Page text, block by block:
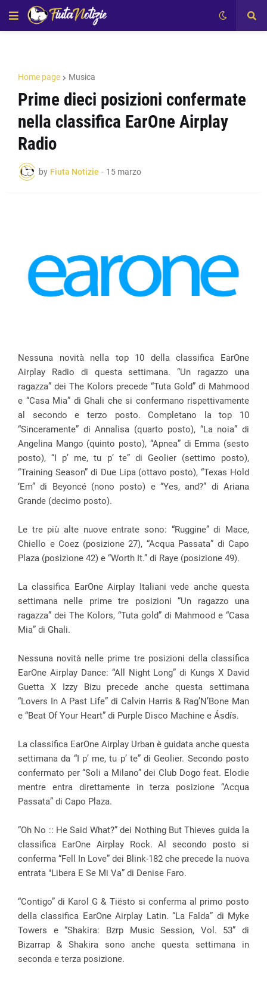
Home page Musica
Prime dieci posizioni confermate
nella classifica EarOne Airplay
Radio
by Fiuta Notizie - 15 marzo
Nessuna novità nella top 10 della classifica EarOne
Airplay Radio di questa settimana. “Un ragazzo una
ragazza” dei The Kolors precede “Tuta Gold” di Mahmood
e “Casa Mia” di Ghali che si confermano rispettivamente
al secondo e terzo posto. Completano la top 10
“Sinceramente” di Annalisa (quarto posto), “La noia” di
Angelina Mango (quinto posto), “Apnea” di Emma (sesto
posto), “I p’ me, tu p’ te” di Geolier (settimo posto),
“Training Season” di Due Lipa (ottavo posto), “Texas Hold
‘Em” di Beyoncé (nono posto) e “Yes, and?” di Ariana
Grande (decimo posto).
Le tre più alte nuove entrate sono: “Ruggine” di Mace,
Chiello e Coez (posizione 27), “Acqua Passata” di Capo
Plaza (posizione 42) e “Worth It.” di Raye (posizione 49).
La classifica EarOne Airplay Italiani vede anche questa
settimana nelle prime tre posizioni“Un ragazzo una
ragazza” dei The Kolors, “Tuta gold” di Mahmood e “Casa
Mia” di Ghali.
Nessuna novità nelle prime tre posizioni della classifica
EarOne Airplay Dance: “All Night Long” di Kungs X David
Guetta X Izzy Bizu precede anche questa settimana
“Lovers In A Past Life” di Calvin Harris & Rag’N’Bone Man
e “Beat Of Your Heart” di Purple Disco Machine e Ásdís.
La classifica EarOne Airplay Urban è guidata anche questa
settimana da “I p’ me, tu p’ te” di Geolier. Secondo posto
confermato per “Soli a Milano” dei Club Dogo feat. Elodie
mentre entra direttamente in terza posizione “Acqua
Passata” di Capo Plaza.
“Oh No :: He Said What?” dei Nothing But Thieves guida la
classifica EarOne Airplay Rock.Al secondo posto si
conferma “Fell In Love” dei Blink-182 che precede la nuova
entrata "Libera E Se Mi Va” di Denise Faro.
“Contigo” di Karol G & Tiësto si conferma al primo posto
della classifica EarOne Airplay Latin. “La Falda” di Myke
Towers e “Shakira: Bzrp Music Session, Vol. 53” di
Bizarrap & Shakira sono anche questa settimana in
seconda e terza posizione.